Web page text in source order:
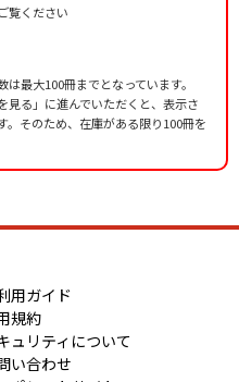
覧ください
最大100冊までとなっています。
見る」に進んでいただくと、表示さ
そのため、在庫がある限り100冊を
用ガイド
規約
ュリティについて
い合わせ